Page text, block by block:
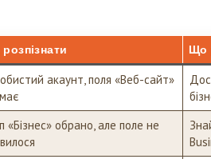
Що
акаунт, поля «Веб-сайт»
«Бізнес» обрано, але поле не